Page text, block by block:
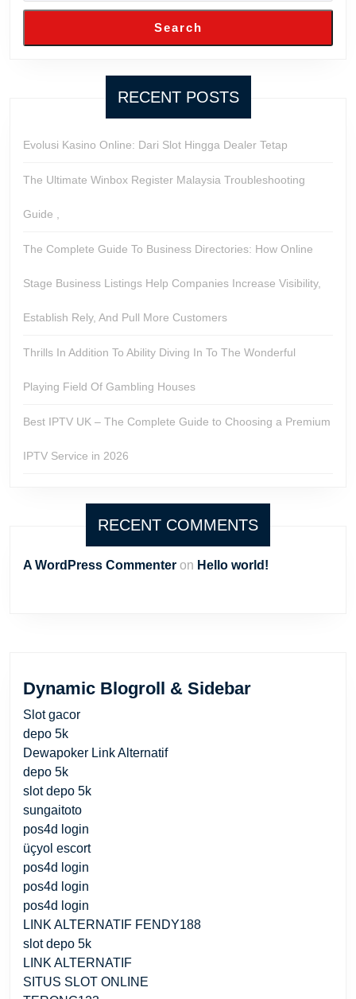
Search
RECENT POSTS
Evolusi Kasino Online: Dari Slot Hingga Dealer Tetap
The Ultimate Winbox Register Malaysia Troubleshooting
Guide ,
The Complete Guide To Business Directories: How Online
Stage Business Listings Help Companies Increase Visibility,
Establish Rely, And Pull More Customers
Thrills In Addition To Ability Diving In To The Wonderful
Playing Field Of Gambling Houses
Best IPTV UK – The Complete Guide to Choosing a Premium
IPTV Service in 2026
RECENT COMMENTS
A WordPress Commenter on Hello world!
Dynamic Blogroll & Sidebar
Slot gacor
depo 5k
Dewapoker Link Alternatif
depo 5k
slot depo 5k
sungaitoto
pos4d login
üçyol escort
pos4d login
pos4d login
pos4d login
LINK ALTERNATIF FENDY188
slot depo 5k
LINK ALTERNATIF
SITUS SLOT ONLINE